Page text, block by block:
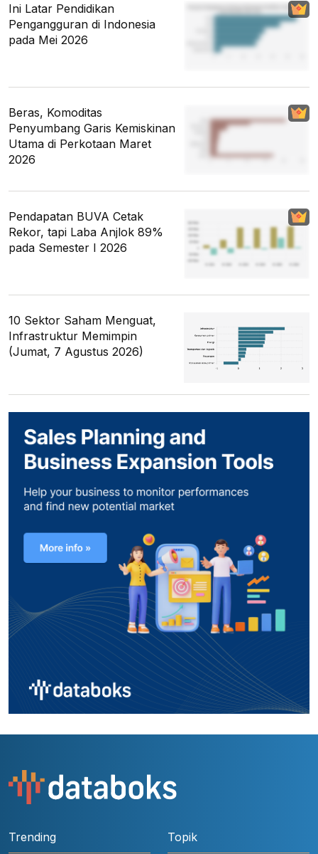
Ini Latar Pendidikan
Pengangguran di Indonesia
pada Mei 2026
Beras, Komoditas
Penyumbang Garis Kemiskinan
Utama di Perkotaan Maret
2026
Pendapatan BUVA Cetak
Rekor, tapi Laba Anjlok 89%
pada Semester I 2026
10 Sektor Saham Menguat,
Infrastruktur Memimpin
(Jumat, 7 Agustus 2026)
Trending Topik